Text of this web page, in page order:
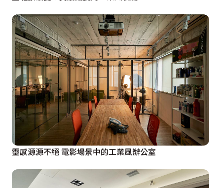
靈感源源不絕 電影場景中的工業風辦公室